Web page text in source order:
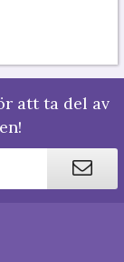
att ta del av